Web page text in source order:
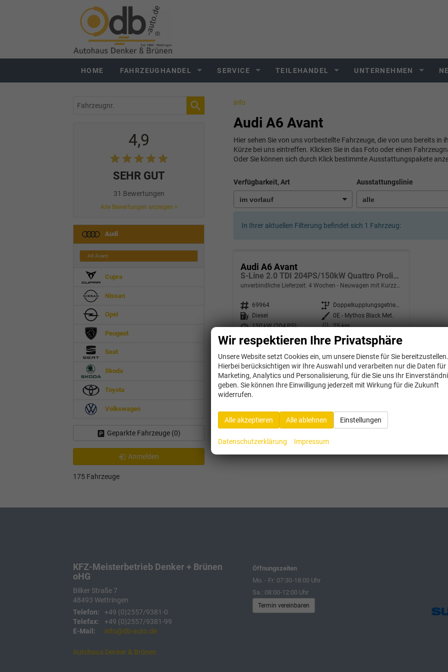
HOME FAHRZEUGHANDEL SERVICE TEILEHANDEL UNTERNEHMEN
info
Audi A6 Avant
Hier sehen Sie von uns vorbestellte Fahrzeuge, die von uns bereits
Kürze bei uns eintreffen. Klicken Sie in das Foto oder einen
Oder Sie können sich durch Klick bestimmte Ausstattungspakete
Verfügbarkeit, Art Ausstattungslinie
In Ihrer aktuellen Filterung befindet sich 1 Fahrzeug:
Audi A6 Avant
S-Line 2.0 TDI 204PS/150kW Quattro Proline S-Tronic 2026 +19" LM +AHK +Ambiente Paket +S-Sportfarhwerk +STH
unverbindliche Lieferzeit: 4 Wochen Neuwagen mit Kurzzeitzulassung
Fahrzeugnr. 69964 Getriebe
Doppelkupplungsgetriebe (DSG)
Kraftstoff
Diesel Außenfarbe 0E - Mythos Black Met.
Leistung
150 kW (204 PS) Kilometerstand 25 km
30.09.2025
57.729,– €
incl. 19% MwSt.
Verbrauch kombiniert:5,60 l/100km
CO 2-Klasse:E
CO2
Fahrzeugnr.
4,9
SEHR GUT
31 Bewertungen
Alle Bewertungen anzeigen >
Audi
A6 Avant
Cupra
Nissan
Opel
Peugeot
Seat
Skoda
Toyota
Volkswagen
Geparkte Fahrzeuge (0)
Anmelden
175 Fahrzeuge
KFZ-Meisterbetrieb Denker + Brünen
oHG
Bilker Straße 7
48493 Wettringen
Telefon:
+49 (0)2557/9381-0
Telefax:
+49 (0)2557/9381-99
E-Mail:
info@db-auto.de
Öffnungszeiten
Mo. - Fr: 07:30-18:00 Uhr
Sa.: 08:00-12:00 Uhr
Termin vereinbaren
Autohaus Denker & Brünen
Wir respektieren Ihre Privatsphäre
Unsere Website setzt Cookies ein, um unsere Dienste für Sie bereitzustellen.
Hierbei berücksichtigen wir Ihre Auswahl und verarbeiten nur die Daten für
Marketing, Analytics und Personalisierung, für die Sie uns Ihr
geben. Sie können Ihre Einwilligung jederzeit mit Wirkung für die Zukunft
widerrufen.
Alle akzeptieren Alle ablehnen Einstellungen
Datenschutzerklärung Impressum